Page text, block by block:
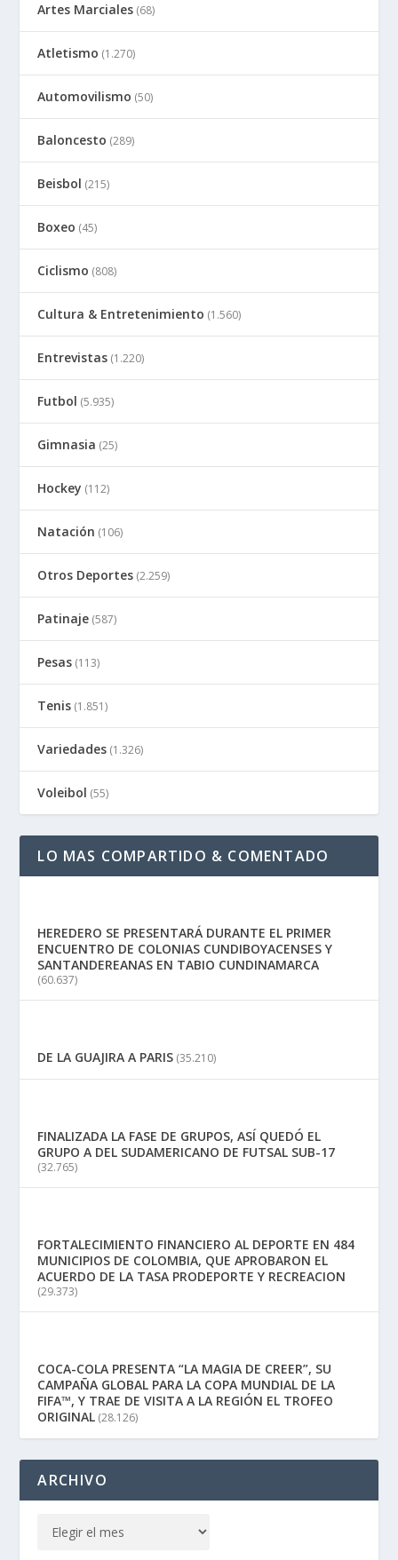
Artes Marciales (68)
Atletismo (1.270)
Automovilismo (50)
Baloncesto (289)
Beisbol (215)
Boxeo (45)
Ciclismo (808)
Cultura & Entretenimiento (1.560)
Entrevistas (1.220)
Futbol (5.935)
Gimnasia (25)
Hockey (112)
Natación (106)
Otros Deportes (2.259)
Patinaje (587)
Pesas (113)
Tenis (1.851)
Variedades (1.326)
Voleibol (55)
LO MAS COMPARTIDO & COMENTADO
HEREDERO SE PRESENTARÁ DURANTE EL PRIMER
ENCUENTRO DE COLONIAS CUNDIBOYACENSES Y
SANTANDEREANAS EN TABIO CUNDINAMARCA
(60.637)
DE LA GUAJIRA A PARIS (35.210)
FINALIZADA LA FASE DE GRUPOS, ASÍ QUEDÓ EL
GRUPO A DEL SUDAMERICANO DE FUTSAL SUB-17
(32.765)
FORTALECIMIENTO FINANCIERO AL DEPORTE EN 484
MUNICIPIOS DE COLOMBIA, QUE APROBARON EL
ACUERDO DE LA TASA PRODEPORTE Y RECREACION
(29.373)
COCA-COLA PRESENTA “LA MAGIA DE CREER”, SU
CAMPAÑA GLOBAL PARA LA COPA MUNDIAL DE LA
FIFA™, Y TRAE DE VISITA A LA REGIÓN EL TROFEO
ORIGINAL (28.126)
ARCHIVO